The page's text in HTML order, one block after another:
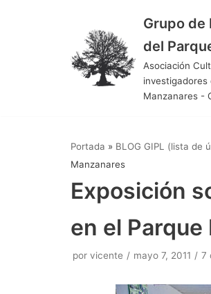
Grupo
del
Asociación
investigadores
Manzanares -
Portada » BLOG GIPL (lista de
Manzanares
Exposición
en el
por vicente mayo 7, 2011 7